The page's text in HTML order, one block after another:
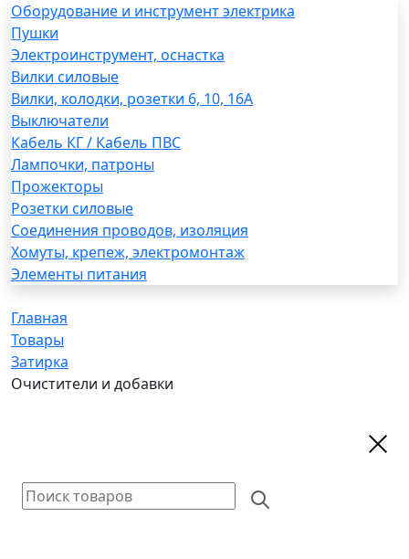
Оборудование и инструмент электрика
Пушки
Электроинструмент, оснастка
Вилки силовые
Вилки, колодки, розетки 6, 10, 16А
Выключатели
Кабель КГ / Кабель ПВС
Лампочки, патроны
Прожекторы
Розетки силовые
Соединения проводов, изоляция
Хомуты, крепеж, электромонтаж
Элементы питания
Главная
Товары
Затирка
Очистители и добавки